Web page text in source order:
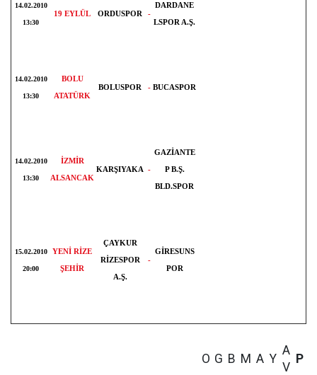
14.02.2010
13:30
19 EYLÜL ORDUSPOR -
DARDANE
LSPOR A.Ş.
14.02.2010
13:30
BOLU
ATATÜRK
BOLUSPOR - BUCASPOR
14.02.2010
13:30
İZMİR
ALSANCAK
KARŞIYAKA -
GAZİANTE
P B.Ş.
BLD.SPOR
15.02.2010
20:00
YENİ RİZE
ŞEHİR
ÇAYKUR
RİZESPOR
A.Ş.
-
GİRESUNS
POR
O G B M A Y
A
V
P